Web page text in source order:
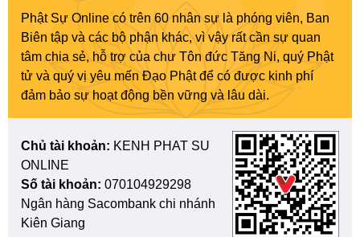
Phật Sự Online có trên 60 nhân sự là phóng viên, Ban
Biên tập và các bộ phận khác, vì vậy rất cần sự quan
tâm chia sẻ, hỗ trợ của chư Tôn đức Tăng Ni, quý Phật
tử và quý vị yêu mến Đạo Phật để có được kinh phí
đảm bảo sự hoạt động bền vững và lâu dài.
Chủ tài khoản: KENH PHAT SU
ONLINE
Số tài khoản: 070104929298
Ngân hàng Sacombank chi nhánh
Kiên Giang